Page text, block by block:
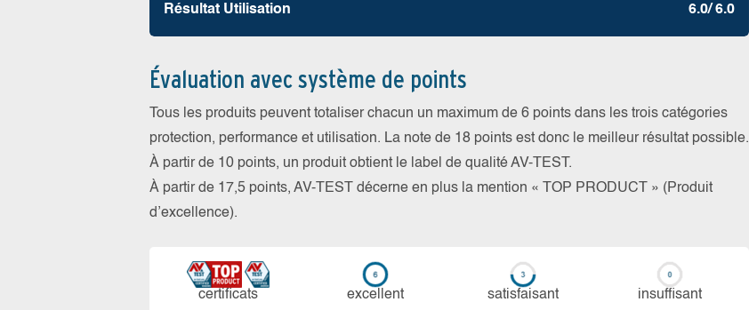
Résultat Utilisation 6.0/ 6.0
Évaluation avec système de points
Tous les produits peuvent totaliser chacun un maximum de 6 points dans les trois catégories
protection, performance et utilisation. La note de 18 points est donc le meilleur résultat possible.
À partir de 10 points, un produit obtient le label de qualité AV-TEST.
À partir de 17,5 points, AV-TEST décerne en plus la mention « TOP PRODUCT » (Produit
d’excellence).
certi­ficats ex­cellent sa­tis­fai­sant in­suf­fi­sant